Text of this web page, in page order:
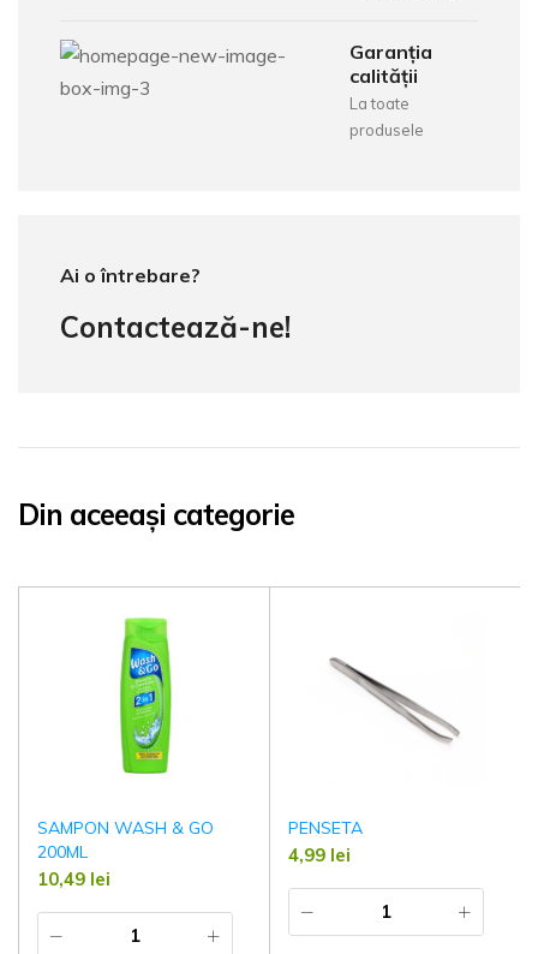
Garanția
calității
La toate
produsele
Ai o întrebare?
Contactează-ne!
Din aceeași categorie
SAMPON WASH & GO
200ML
10,49 lei
PENSETA
4,99 lei